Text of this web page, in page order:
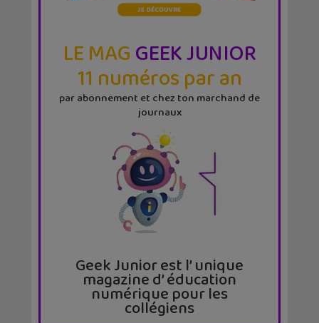
LE MAGGEEK JUNIOR
11 numéros par an
par abonnement et chez ton marchand de
journaux
Geek Junior est l’ unique
magazine d’ éducation
numérique pour les
collégiens